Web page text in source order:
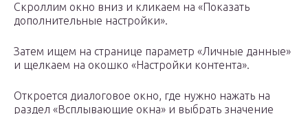
Скроллим окно вниз и кликаем на «Показать
дополнительные настройки».
Затем ищем на странице параметр «Личные данные»
и щелкаем на окошко «Настройки контента».
Откроется диалоговое окно, где нужно нажать на
раздел «Всплывающие окна» и выбрать значение